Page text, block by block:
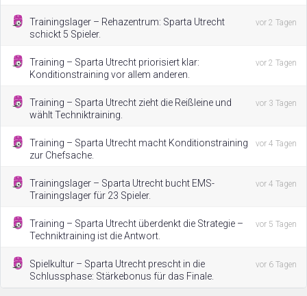
Trainingslager – Rehazentrum: Sparta Utrecht
schickt 5 Spieler.
vor 2 Tagen
Training – Sparta Utrecht priorisiert klar:
Konditionstraining vor allem anderen.
vor 2 Tagen
Training – Sparta Utrecht zieht die Reißleine und
wählt Techniktraining.
vor 3 Tagen
Training – Sparta Utrecht macht Konditionstraining
zur Chefsache.
vor 4 Tagen
Trainingslager – Sparta Utrecht bucht EMS-
Trainingslager für 23 Spieler.
vor 4 Tagen
Training – Sparta Utrecht überdenkt die Strategie –
Techniktraining ist die Antwort.
vor 5 Tagen
Spielkultur – Sparta Utrecht prescht in die
Schlussphase: Stärkebonus für das Finale.
vor 6 Tagen